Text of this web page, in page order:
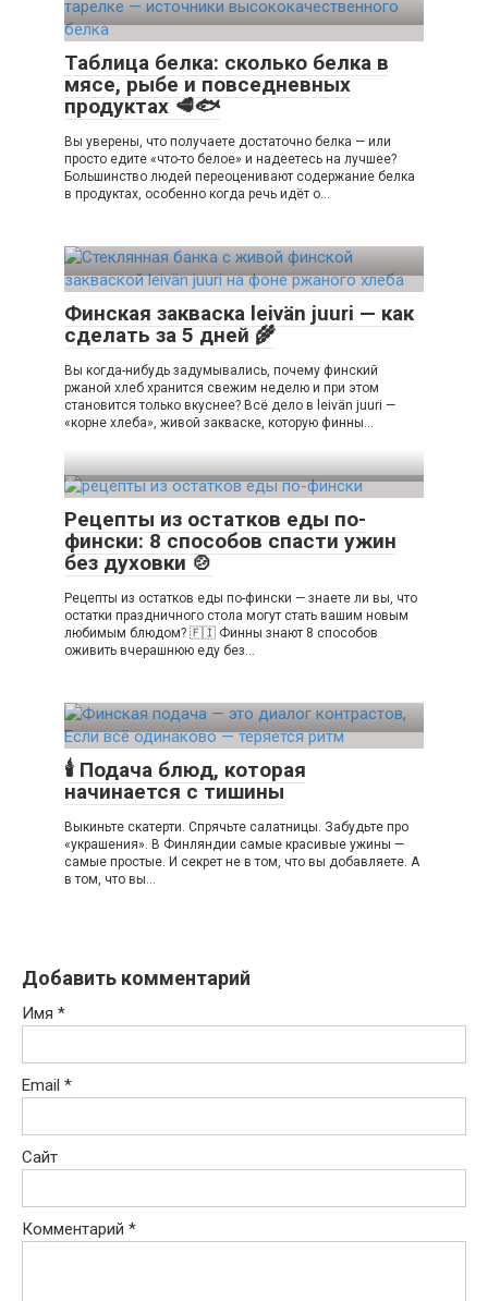
Таблица белка: сколько белка в
мясе, рыбе и повседневных
продуктах 🥩🐟
Вы уверены, что получаете достаточно белка — или
просто едите «что-то белое» и надеетесь на лучшее?
Большинство людей переоценивают содержание белка
в продуктах, особенно когда речь идёт о…
Финская закваска leivän juuri — как
сделать за 5 дней 🌾
Вы когда-нибудь задумывались, почему финский
ржаной хлеб хранится свежим неделю и при этом
становится только вкуснее? Всё дело в leivän juuri —
«корне хлеба», живой закваске, которую финны…
Рецепты из остатков еды по-
фински: 8 способов спасти ужин
без духовки 🍲
Рецепты из остатков еды по-фински — знаете ли вы, что
остатки праздничного стола могут стать вашим новым
любимым блюдом? 🇫🇮 Финны знают 8 способов
оживить вчерашнюю еду без…
🕯️ Подача блюд, которая
начинается с тишины
Выкиньте скатерти. Спрячьте салатницы. Забудьте про
«украшения». В Финляндии самые красивые ужины —
самые простые. И секрет не в том, что вы добавляете. А
в том, что вы…
Добавить комментарий
Имя *
Email *
Сайт
Комментарий *